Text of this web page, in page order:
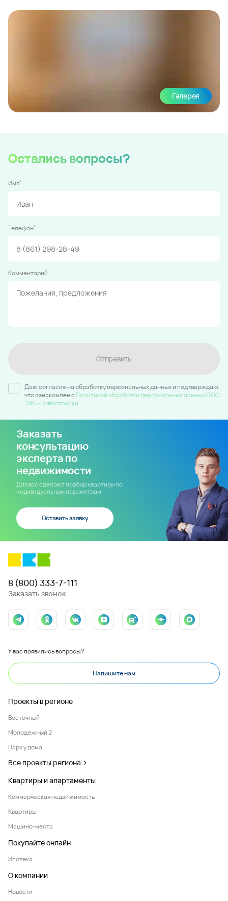
Галерея
Остались вопросы?
Имя*
Телефон*
Комментарий
Отправить
Даю согласие на обработку персональных данных и подтверждаю,
что ознакомлен c Политикой обработки персональных данных ООО
"ВКБ-Новостройки
Заказать
консультацию
эксперта по
недвижимости
Для вас сделают подбор квартиры по
индивидуальным параметрам
Оставить заявку
8 (800) 333-7-111
Заказать звонок
У вас появились вопросы?
Напишите нам
Проекты в регионе
Восточный
Молодежный 2
Парк у дома
Все проекты региона
Квартиры и апартаменты
Коммерческая недвижимость
Квартиры
Машино-места
Покупайте онлайн
Ипотека
О компании
Новости